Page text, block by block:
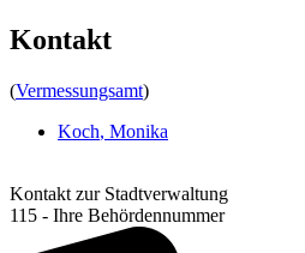
Kontakt
(Vermessungsamt)
Koch, Monika
Kontakt zur Stadtverwaltung
115 - Ihre Behördennummer